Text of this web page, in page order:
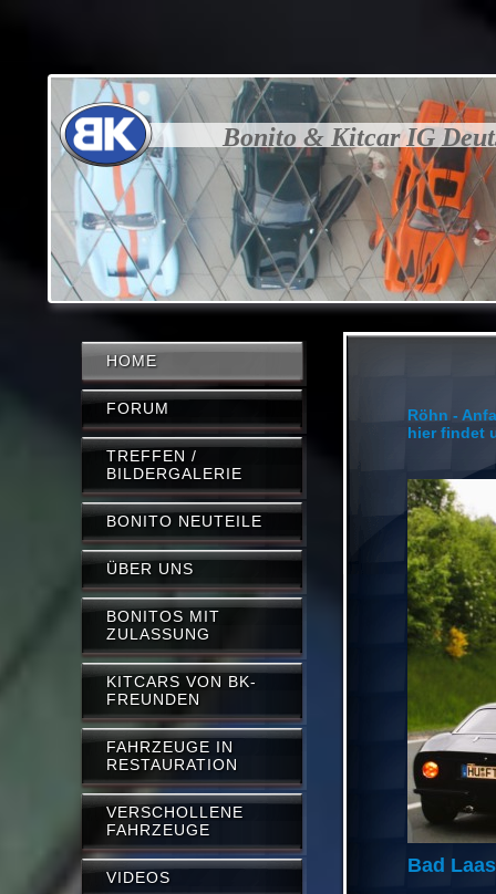
Bonito & Kitcar IG
Röhn -
hier findet
Bad
HOME
FORUM
TREFFEN /
BILDERGALERIE
BONITO NEUTEILE
ÜBER UNS
BONITOS MIT
ZULASSUNG
KITCARS VON BK-
FREUNDEN
FAHRZEUGE IN
RESTAURATION
VERSCHOLLENE
FAHRZEUGE
VIDEOS